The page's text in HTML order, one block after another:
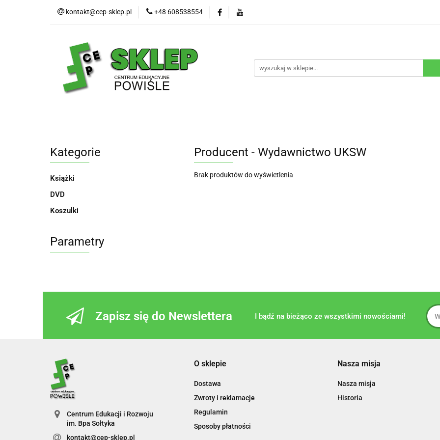
kontakt@cep-sklep.pl +48 608538554
Nasze produkty Bestsellery
Kategorie
Książki
DVD
Koszulki
Parametry
Producent - Wydawnictwo UKSW
Brak produktów do wyświetlenia
Zapisz się do Newslettera I bądź na bieżąco ze wszystkimi nowościami!
Centrum Edukacji i Rozwoju
im. Bpa Sołtyka
kontakt@cep-sklep.pl
O sklepie
Dostawa
Zwroty i reklamacje
Regulamin
Sposoby płatności
Nasza misja
Nasza misja
Historia